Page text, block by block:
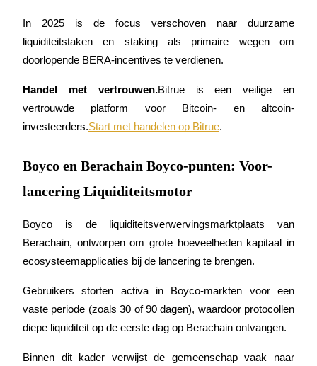
Launchpool
Flexibel staken om populaire tokens te verdienen.
In 2025 is de focus verschoven naar duurzame
liquiditeitstaken en staking als primaire wegen om
doorlopende BERA-incentives te verdienen.
Handel met vertrouwen.Bitrue is een veilige en
vertrouwde platform voor Bitcoin- en altcoin-
investeerders.Start met handelen op Bitrue.
Boyco en Berachain Boyco-punten: Voor-
lancering Liquiditeitsmotor
Boyco is de liquiditeitsverwervingsmarktplaats van
Berachain, ontworpen om grote hoeveelheden kapitaal in
ecosysteemapplicaties bij de lancering te brengen.
Gebruikers storten activa in Boyco-markten voor een
vaste periode (zoals 30 of 90 dagen), waardoor protocollen
diepe liquiditeit op de eerste dag op Berachain ontvangen.
Binnen dit kader verwijst de gemeenschap vaak naar